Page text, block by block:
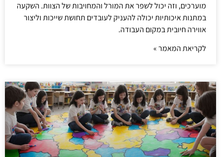
מוערכים, וזה יכול לשפר את המורל והמחויבות של הצוות. השקעה
במתנות איכותיות יכולה להעניק לעובדים תחושת שייכות וליצור
אווירה חיובית במקום העבודה.
לקריאת המאמר »